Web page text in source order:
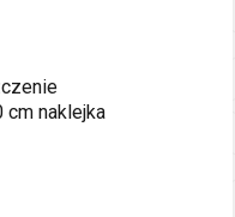
cm naklejka